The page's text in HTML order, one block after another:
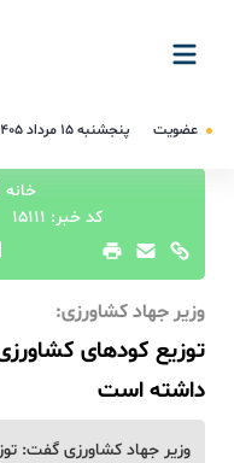
عضویت پنجشنبه ۱۵ مرداد ۱۴۰۵
خانه
کد خبر: 15111
وزیر جهاد کشاورزی:
داشته است
وزیر جهاد کشاورزی گفت: